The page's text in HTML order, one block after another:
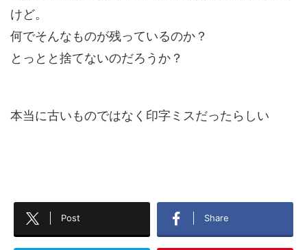
けど。
何でそんなものが残っているのか？
とっとと捨てないのだろうか？
本当に古いものではなく印字ミスだったらしい
Post Share